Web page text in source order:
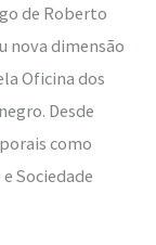
de Roberto
nova dimensão
Oficina dos
Desde
como
Sociedade